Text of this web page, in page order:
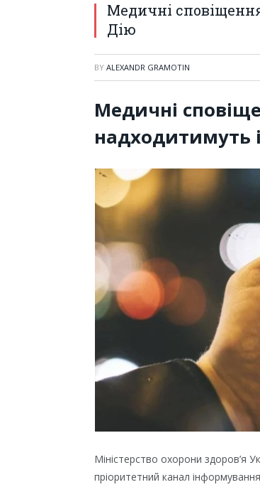
Медичні
Дію
BY ALEXANDR GRAMOTIN
Медичні
надходитимуть
Міністерство охорони здоров’я
пріоритетний канал